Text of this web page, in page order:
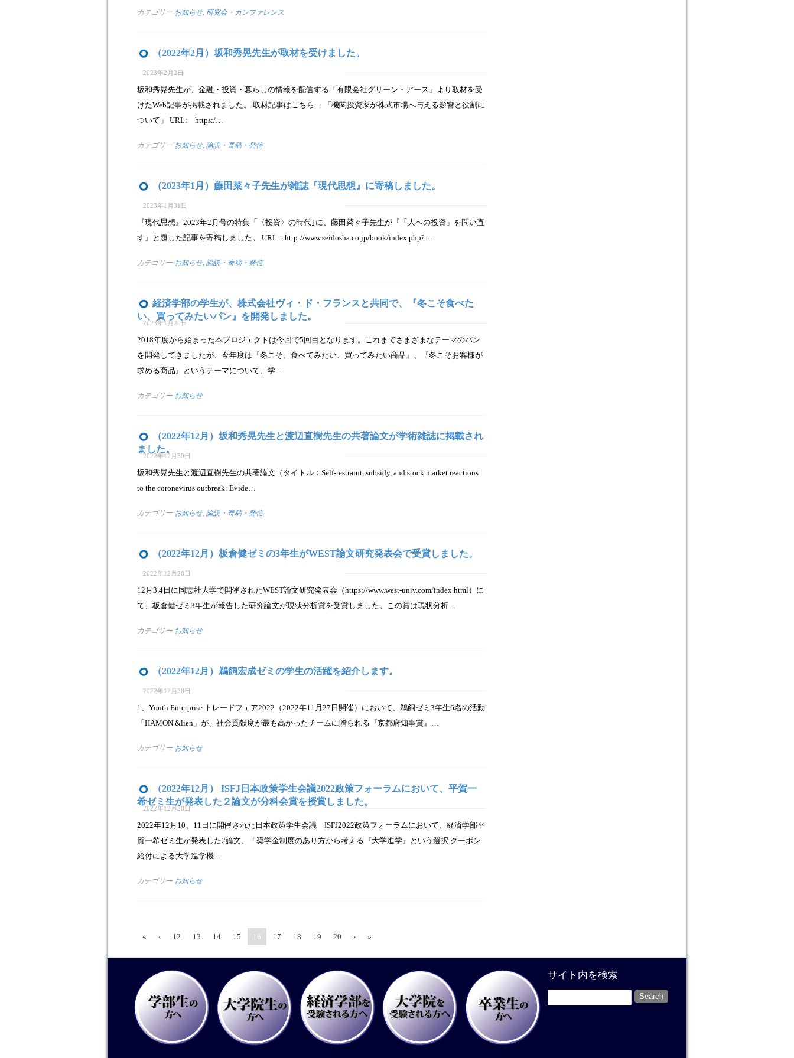
カテゴリー お知らせ, 研究会・カンファレンス
（2022年2月）坂和秀晃先生が取材を受けました。
2023年2月2日
坂和秀晃先生が、金融・投資・暮らしの情報を配信する「有限会社グリーン・アース」より取材を受
けたWeb記事が掲載されました。 取材記事はこちら ・「機関投資家が株式市場へ与える影響と役割に
ついて」 URL: https:/…
カテゴリー お知らせ, 論説・寄稿・発信
（2023年1月）藤田菜々子先生が雑誌『現代思想』に寄稿しました。
2023年1月31日
『現代思想』2023年2月号の特集「〈投資〉の時代｣に、藤田菜々子先生が『「人への投資」を問い直
す』と題した記事を寄稿しました。 URL：http://www.seidosha.co.jp/book/index.php?…
カテゴリー お知らせ, 論説・寄稿・発信
経済学部の学生が、株式会社ヴィ・ド・フランスと共同で、『冬こそ食べた
い、買ってみたいパン』を開発しました。
2023年1月20日
2018年度から始まった本プロジェクトは今回で5回目となります。これまでさまざまなテーマのパン
を開発してきましたが、今年度は『冬こそ、食べてみたい、買ってみたい商品』、『冬こそお客様が
求める商品』というテーマについて、学…
カテゴリー お知らせ
（2022年12月）坂和秀晃先生と渡辺直樹先生の共著論文が学術雑誌に掲載され
ました。
2022年12月30日
坂和秀晃先生と渡辺直樹先生の共著論文（タイトル：Self-restraint, subsidy, and stock market reactions
to the coronavirus outbreak: Evide…
カテゴリー お知らせ, 論説・寄稿・発信
（2022年12月）板倉健ゼミの3年生がWEST論文研究発表会で受賞しました。
2022年12月28日
12月3,4日に同志社大学で開催されたWEST論文研究発表会（https://www.west-univ.com/index.html）に
て、板倉健ゼミ3年生が報告した研究論文が現状分析賞を受賞しました。この賞は現状分析…
カテゴリー お知らせ
（2022年12月）鵜飼宏成ゼミの学生の活躍を紹介します。
2022年12月28日
1、Youth Enterprise トレードフェア2022（2022年11月27日開催）において、鵜飼ゼミ3年生6名の活動
「HAMON &lien」が、社会貢献度が最も高かったチームに贈られる『京都府知事賞』…
カテゴリー お知らせ
（2022年12月） ISFJ日本政策学生会議2022政策フォーラムにおいて、平賀一
希ゼミ生が発表した２論文が分科会賞を授賞しました。
2022年12月28日
2022年12月10、11日に開催された日本政策学生会議 ISFJ2022政策フォーラムにおいて、経済学部平
賀一希ゼミ生が発表した2論文、「奨学金制度のあり方から考える『大学進学』という選択 クーポン
給付による大学進学機…
カテゴリー お知らせ
« ‹ 12 13 14 15 16 17 18 19 20 › »
サイト内を検索